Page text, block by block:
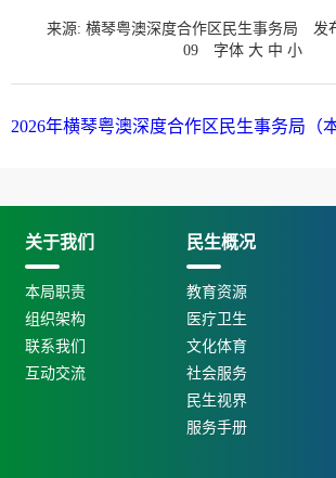
来源: 横琴粤澳深度合作区民生事务局
发
09
字体 大 中 小
2026年横琴粤澳深度合作区民生事务局（
关于我们
本局职责
组织架构
联系我们
互动交流
民生概况
教育资源
医疗卫生
文化体育
社会服务
民生视界
服务手册